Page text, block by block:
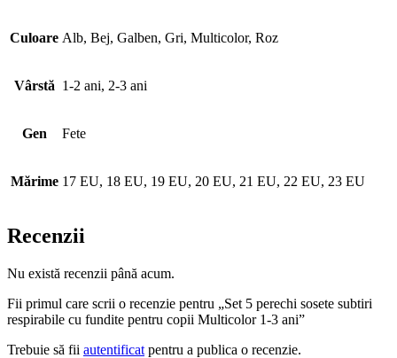
Culoare Alb, Bej, Galben, Gri, Multicolor, Roz
Vârstă 1-2 ani, 2-3 ani
Gen Fete
Mărime 17 EU, 18 EU, 19 EU, 20 EU, 21 EU, 22 EU, 23 EU
Recenzii
Nu există recenzii până acum.
Fii primul care scrii o recenzie pentru „Set 5 perechi sosete subtiri
respirabile cu fundite pentru copii Multicolor 1-3 ani”
Trebuie să fii autentificat pentru a publica o recenzie.